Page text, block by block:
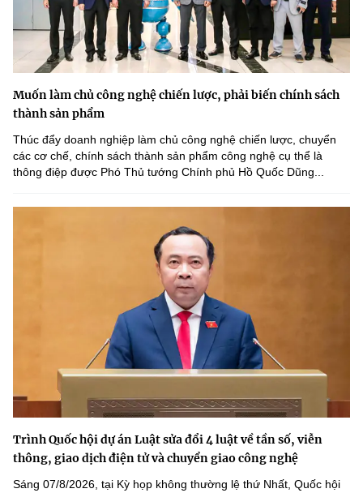
Muốn làm chủ công nghệ chiến lược, phải biến chính sách
thành sản phẩm
Thúc đẩy doanh nghiệp làm chủ công nghệ chiến lược, chuyển
các cơ chế, chính sách thành sản phẩm công nghệ cụ thể là
thông điệp được Phó Thủ tướng Chính phủ Hồ Quốc Dũng...
Trình Quốc hội dự án Luật sửa đổi 4 luật về tần số, viễn
thông, giao dịch điện tử và chuyển giao công nghệ
Sáng 07/8/2026, tại Kỳ họp không thường lệ thứ Nhất, Quốc hội